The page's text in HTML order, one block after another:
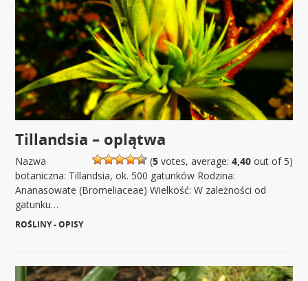
Tillandsia – oplątwa
(5votes, average: 4,40out of 5)
Nazwa
botaniczna: Tillandsia, ok. 500 gatunków Rodzina:
Ananasowate (Bromeliaceae) Wielkość: W zależności od
gatunku…
ROŚLINY - OPISY